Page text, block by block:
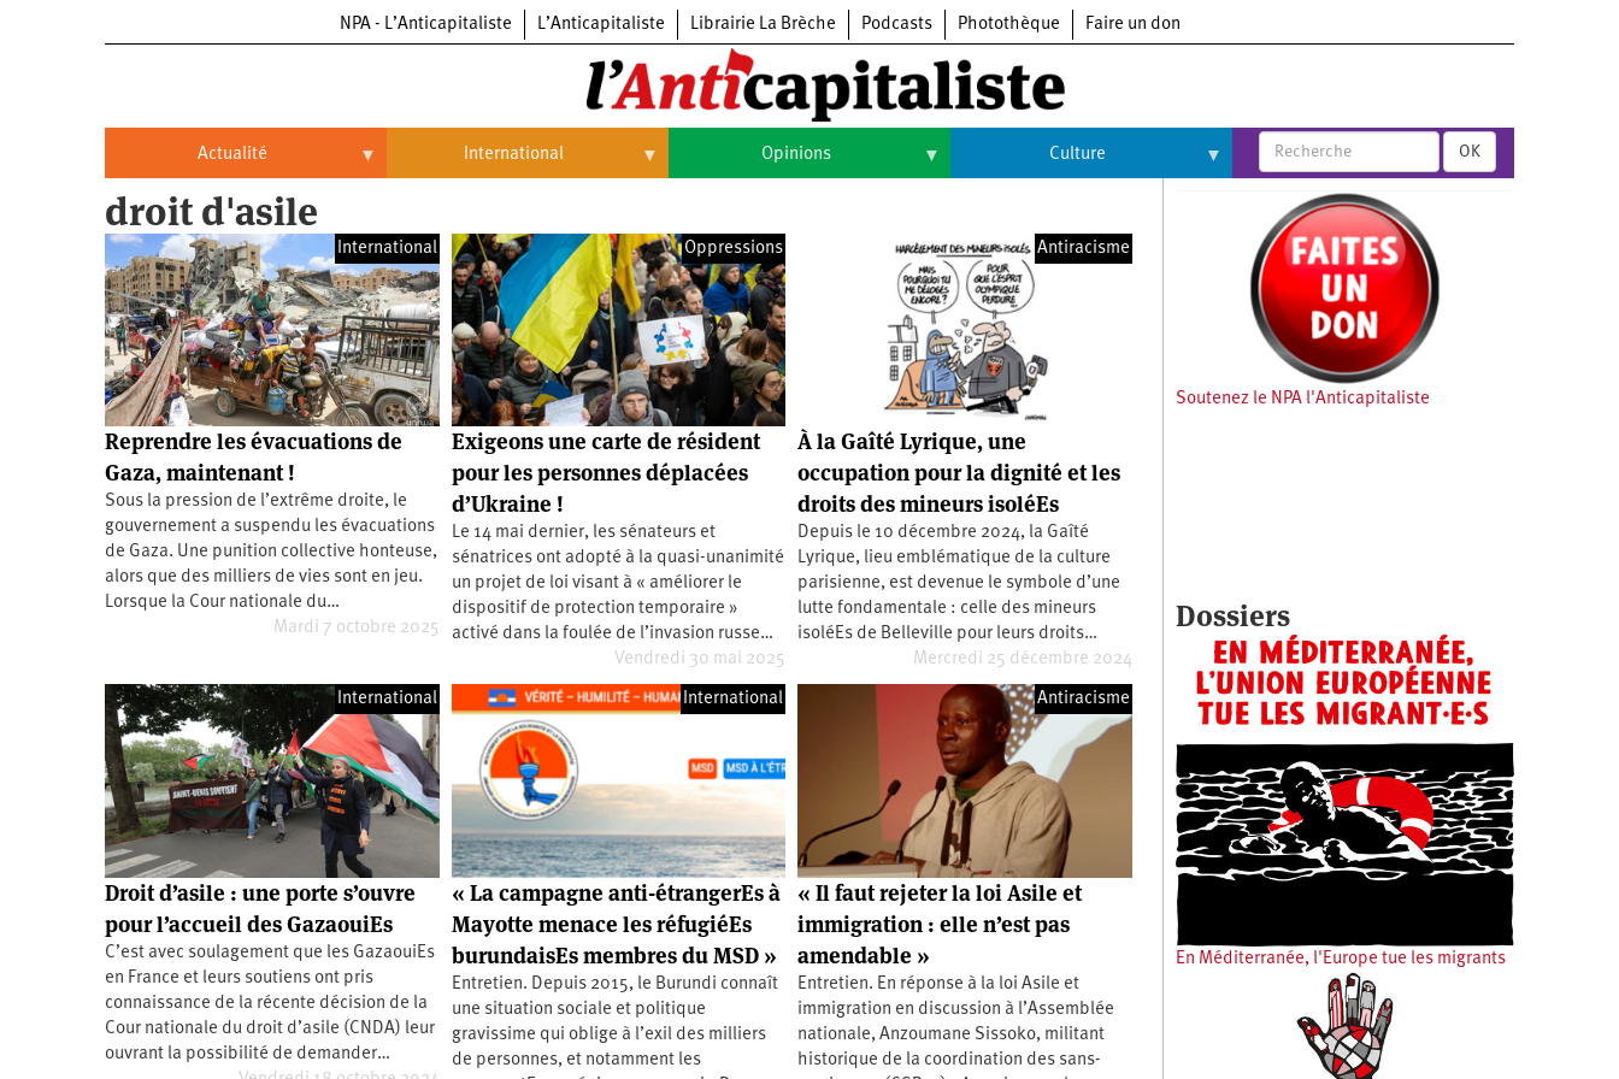
NPA - L’Anticapitaliste L’Anticapitaliste Librairie La Brèche Podcasts Photothèque Faire un don
Actualité
Actualité
Politique
Entreprises
Entreprises
Automobile
Aéronautique
Commerce
Hôpitaux
SNCF
Oppressions
Oppressions
Antiracisme
Féminisme
LGBTI
Économie
Écologie
Éducation
Santé
Vidéos
département
International
Brésil
Chine
États-
Unis
Continents
Continents
Afrique
Amérique
du
Amérique
latine
Europe
Moyen-
Orient
Océanie
Opinions
Histoire
Culture
Arts
Cinéma
Expositions
Livres
Musique
OK
droit d'asile
International
Reprendre les évacuations de
Gaza, maintenant !
Sous la pression de l’extrême droite, le
gouvernement a suspendu les évacuations
de Gaza. Une punition collective honteuse,
alors que des milliers de vies sont en jeu.
Lorsque la Cour nationale du…
Mardi 7 octobre 2025
Oppressions
Exigeons une carte de résident
pour les personnes déplacées
d’Ukraine !
Le 14 mai dernier, les sénateurs et
sénatrices ont adopté à la quasi-unanimité
un projet de loi visant à « améliorer le
dispositif de protection temporaire »
activé dans la foulée de l’invasion russe…
Vendredi 30 mai 2025
Antiracisme
À la Gaîté Lyrique, une
occupation pour la dignité et les
droits des mineurs isoléEs
Depuis le 10 décembre 2024, la Gaîté
Lyrique, lieu emblématique de la culture
parisienne, est devenue le symbole d’une
lutte fondamentale : celle des mineurs
isoléEs de Belleville pour leurs droits…
Mercredi 25 décembre 2024
International
Droit d’asile : une porte s’ouvre
pour l’accueil des GazaouiEs
C’est avec soulagement que les GazaouiEs
en France et leurs soutiens ont pris
connaissance de la récente décision de la
Cour nationale du droit d’asile (CNDA) leur
ouvrant la possibilité de demander…
International
« La campagne anti-étrangerEs à
Mayotte menace les réfugiéEs
burundaisEs membres du MSD »
Entretien. Depuis 2015, le Burundi connaît
une situation sociale et politique
gravissime qui oblige à l’exil des milliers
de personnes, et notamment les
Antiracisme
« Il faut rejeter la loi Asile et
immigration : elle n’est pas
amendable »
Entretien. En réponse à la loi Asile et
immigration en discussion à l’Assemblée
nationale, Anzoumane Sissoko, militant
historique de la coordination des sans-
Soutenez le NPA l'Anticapitaliste
Dossiers
En Méditerranée, l'Europe tue les migrants